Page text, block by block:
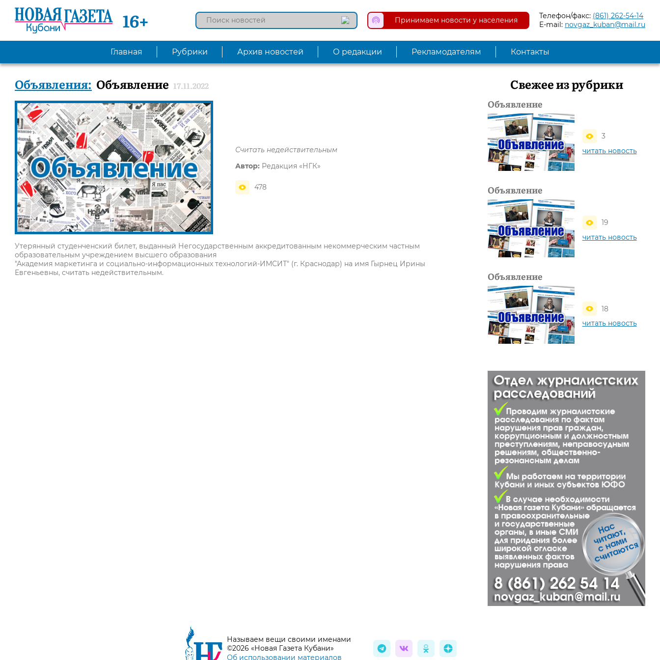
16+ Принимаем новости у населения Телефон/факс: (861) 262-54-14
E-mail: novgaz_kuban@mail.ru
Главная Рубрики Архив новостей О редакции Рекламодателям Контакты
Объявления: Объявление 17.11.2022
Считать недействительным
Автор: Редакция «НГК»
478
Утерянный студенченский билет, выданный Негосударственным аккредитованным некоммерческим частным
образовательным учреждением высшего образования
"Академия маркетинга и социально-информационных технологий-ИМСИТ" (г. Краснодар) на имя Гырнец Ирины
Евгеньевны, считать недействительным.
Свежее из рубрики
Объявление
3
читать новость
Объявление
19
читать новость
Объявление
18
читать новость
Называем вещи своими именами
©2026 «Новая Газета Кубани»
Об использовании материалов